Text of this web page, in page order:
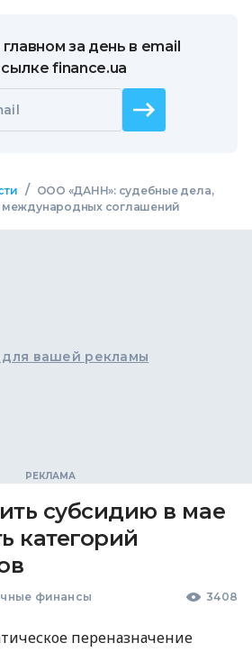
за день в email
finance.ua
/
ООО «ДАНН»: судебные дела,
международных соглашений
вашей рекламы
субсидию в мае
категорий
финансы 3408
переназначение